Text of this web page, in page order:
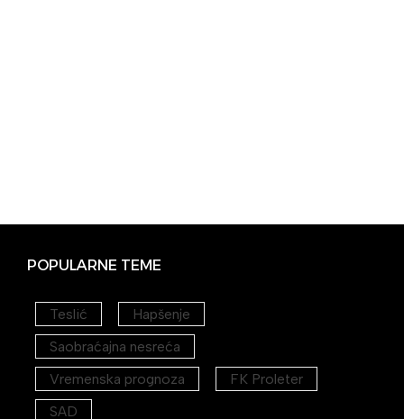
POPULARNE TEME
Teslić
Hapšenje
Saobraćajna nesreća
Vremenska prognoza
FK Proleter
SAD